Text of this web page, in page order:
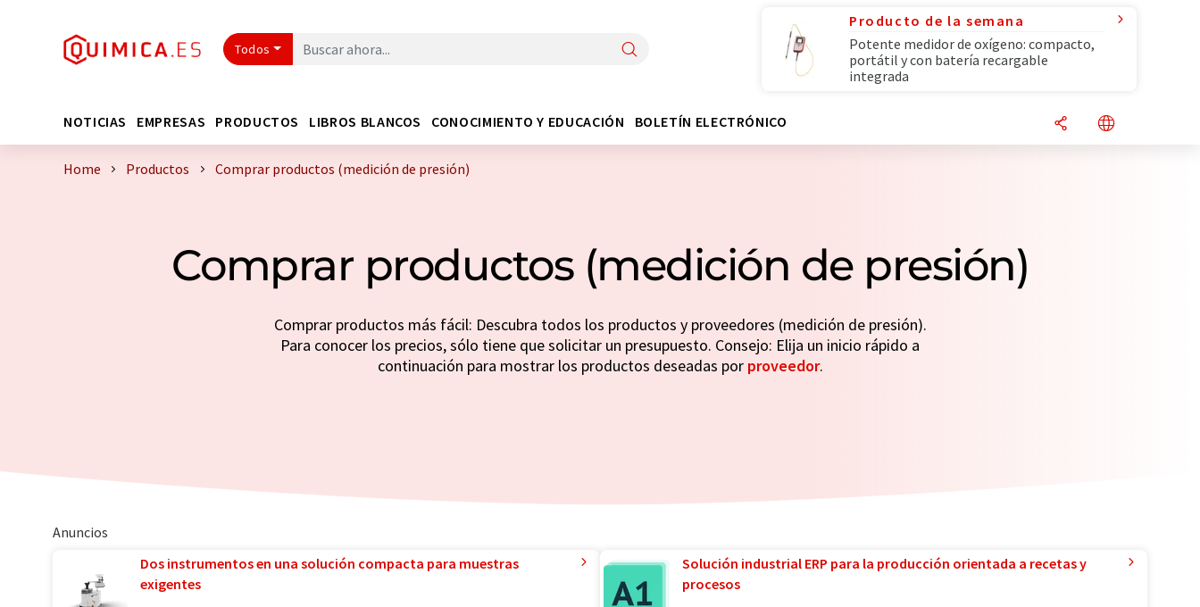
Todos
Producto de la semana
Potente medidor de oxígeno: compacto,
portátil y con batería recargable
integrada
NOTICIAS EMPRESAS PRODUCTOS LIBROS BLANCOS CONOCIMIENTO Y EDUCACIÓN BOLETÍN ELECTRÓNICO
Home Productos Comprar productos (medición de presión)
Comprar productos (medición de presión)
Comprar productos más fácil: Descubra todos los productos y proveedores (medición de presión).
Para conocer los precios, sólo tiene que solicitar un presupuesto. Consejo: Elija un inicio rápido a
continuación para mostrar los productos deseadas por proveedor.
Anuncios
Dos instrumentos en una solución compacta para muestras
exigentes
Solución industrial ERP para la producción orientada a recetas y
procesos